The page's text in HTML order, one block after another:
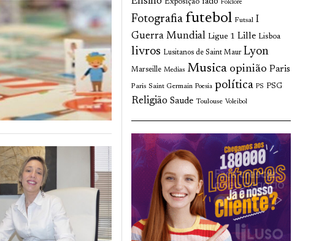
Folclore
Fotografia futebol Futsal I
Guerra Mundial Ligue 1 Lille Lisboa
livros Lusitanos de Saint Maur Lyon
Marseille Medias Musica opinião Paris
Paris Saint Germain Poesia política PS PSG
Religião Saude Toulouse Voleibol